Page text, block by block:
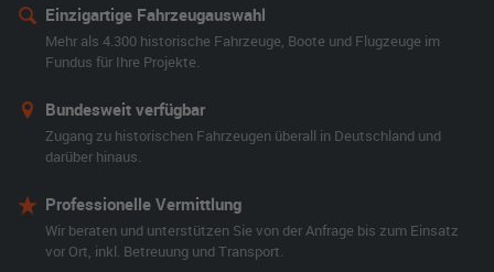
Einzigartige Fahrzeugauswahl
Mehr als 4.300 historische Fahrzeuge, Boote und Flugzeuge im
Fundus für Ihre Projekte.
Bundesweit verfügbar
Zugang zu historischen Fahrzeugen überall in Deutschland und
darüber hinaus.
Professionelle Vermittlung
Wir beraten und unterstützen Sie von der Anfrage bis zum Einsatz
vor Ort, inkl. Betreuung und Transport.